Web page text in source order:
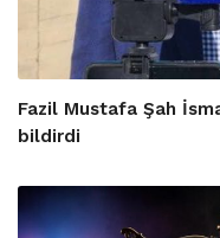
Fazil Mustafa Şah
bildirdi